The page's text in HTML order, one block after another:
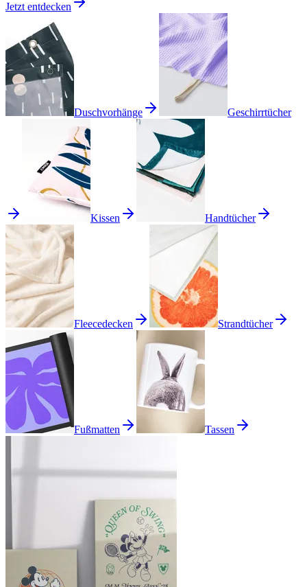
Jetzt entdecken
Duschvorhänge Geschirrtücher
Kissen Handtücher
Fleecedecken Strandtücher
Fußmatten Tassen